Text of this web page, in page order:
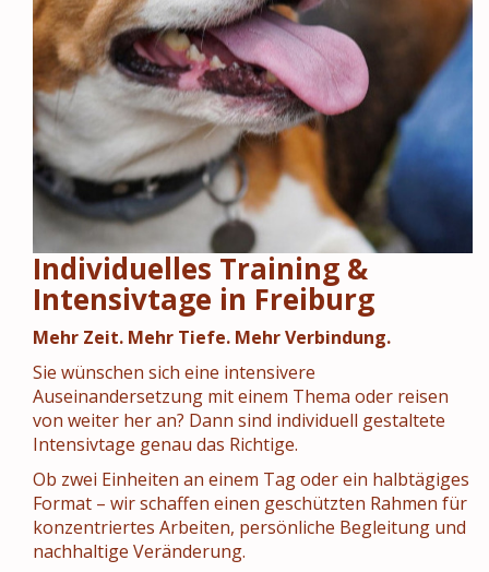
Individuelles Training &
Intensivtage in Freiburg
Mehr Zeit. Mehr Tiefe. Mehr Verbindung.
Sie wünschen sich eine intensivere
Auseinandersetzung mit einem Thema oder reisen
von weiter her an? Dann sind individuell gestaltete
Intensivtage genau das Richtige.
Ob zwei Einheiten an einem Tag oder ein halbtägiges
Format – wir schaffen einen geschützten Rahmen für
konzentriertes Arbeiten, persönliche Begleitung und
nachhaltige Veränderung.